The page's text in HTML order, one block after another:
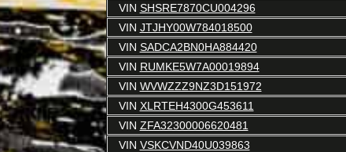
VIN SHSRE7870CU004296
VIN JTJHY00W784018500
VIN SADCA2BN0HA884420
VIN RUMKE5W7A00019894
VIN WVWZZZ9NZ3D151972
VIN XLRTEH4300G453611
VIN ZFA32300006620481
VIN VSKCVND40U039863